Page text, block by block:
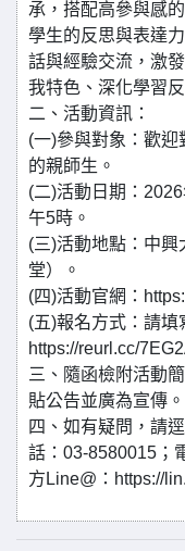
承，搭配高參與感
學生的反思與表達
話與經驗交流，激
我特色、深化學習
二、活動資訊：
(一)參與對象：歡
的親師生。
(二)活動日期：
午5時。
(三)活動地點：中
堂）。
(四)活動官網：
(五)報名方式：請填
https://reurl.cc/
三、隨函檢附活動
貼公告並廣為宣傳。
四、如有疑問，請
話：03-8580015；
方Line@：https://